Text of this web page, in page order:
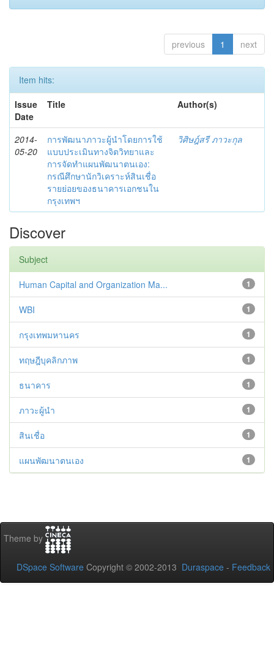
previous 1 next
Item hits:
Issue
Date
Title Author(s)
2014-
05-20
การพัฒนาภาวะผู้นำโดยการใช้
แบบประเมินทางจิตวิทยาและ
การจัดทำแผนพัฒนาตนเอง:
กรณีศึกษานักวิเคราะห์สินเชื่อ
รายย่อยของธนาคารเอกชนใน
กรุงเทพฯ
วิศิษฎ์สรี ภาวะกุล
Discover
Subject
1
Human Capital and Organization Ma...
1
WBI
1
กรุงเทพมหานคร
1
ทฤษฎีบุคลิกภาพ
1
ธนาคาร
1
ภาวะผู้นำ
1
สินเชื่อ
1
แผนพัฒนาตนเอง
Theme by
DSpace Software Copyright © 2002-2013 Duraspace - Feedback